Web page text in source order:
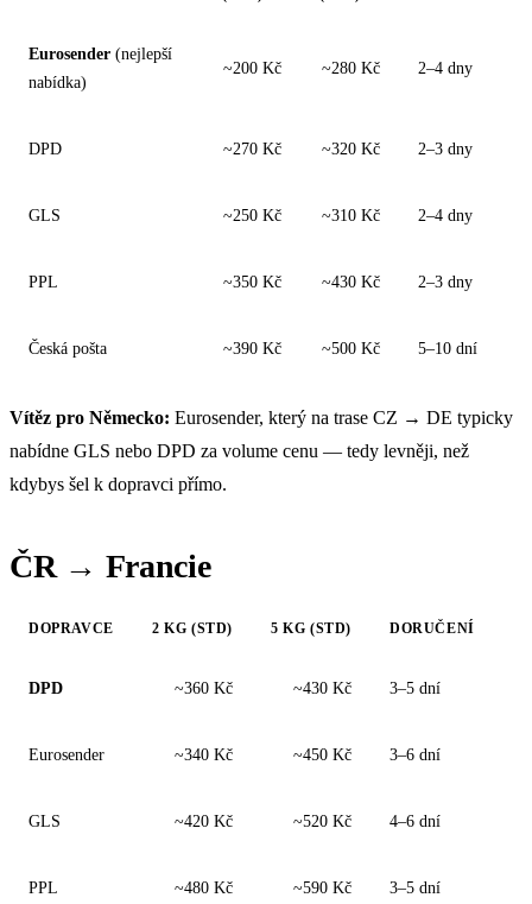
Eurosender (nejlepší
nabídka)
~200 Kč ~280 Kč 2–4 dny
DPD ~270 Kč ~320 Kč 2–3 dny
GLS ~250 Kč ~310 Kč 2–4 dny
PPL ~350 Kč ~430 Kč 2–3 dny
Česká pošta ~390 Kč ~500 Kč 5–10 dní
Vítěz pro Německo: Eurosender, který na trase CZ → DE typicky
nabídne GLS nebo DPD za volume cenu — tedy levněji, než
kdybys šel k dopravci přímo.
ČR → Francie
DOPRAVCE 2 KG (STD) 5 KG (STD) DORUČENÍ
DPD ~360 Kč ~430 Kč 3–5 dní
Eurosender ~340 Kč ~450 Kč 3–6 dní
GLS ~420 Kč ~520 Kč 4–6 dní
PPL ~480 Kč ~590 Kč 3–5 dní